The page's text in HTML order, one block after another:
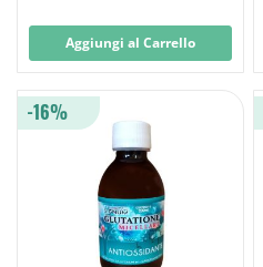
Aggiungi al Carrello
-16%